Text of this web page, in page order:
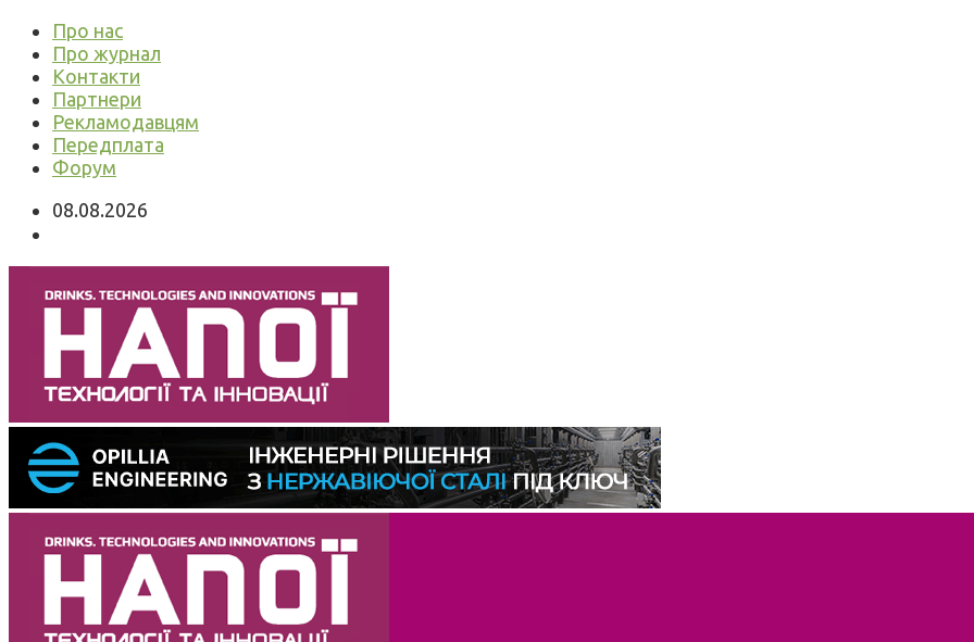
Про нас
Про журнал
Контакти
Партнери
Рекламодавцям
Передплата
Форум
08.08.2026